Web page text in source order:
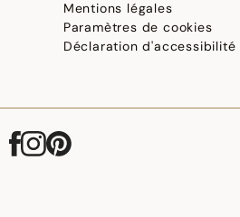
Mentions légales
Paramètres de cookies
Déclaration d'accessibilité